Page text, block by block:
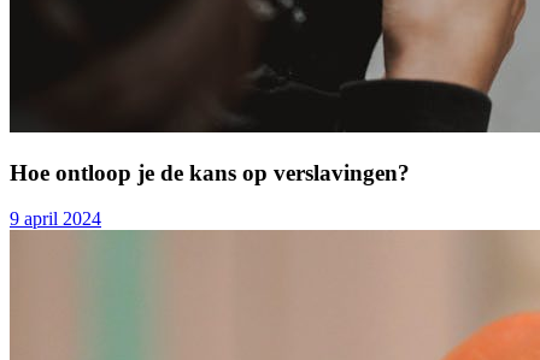
Hoe ontloop je de kans op verslavingen?
9 april 2024